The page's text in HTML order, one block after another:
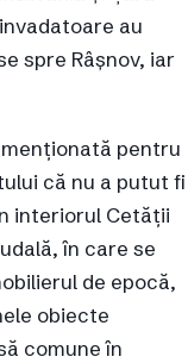
au
spre Râșnov, iar
pentru
că nu a putut fi
interiorul Cetății
în care se
de epocă,
obiecte
comune în